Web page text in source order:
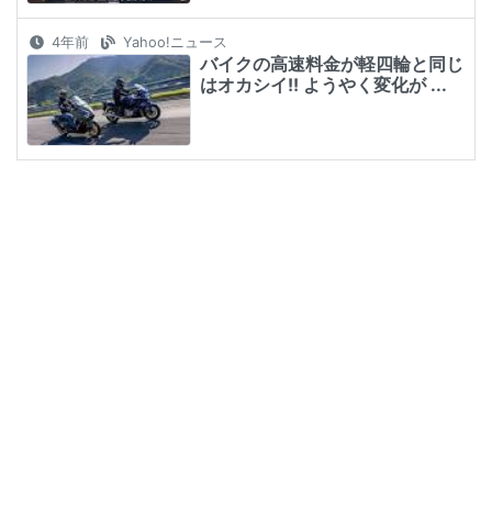
4年前 Yahoo!ニュース
バイクの高速料金が軽四輪と同じ
はオカシイ!! ようやく変化が ...